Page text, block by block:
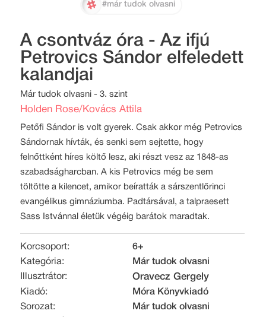
#már tudok olvasni
A csontváz óra - Az ifjú
Petrovics Sándor elfeledett
kalandjai
Már tudok olvasni - 3. szint
Holden Rose/Kovács Attila
Petőfi Sándor is volt gyerek. Csak akkor még Petrovics
Sándornak hívták, és senki sem sejtette, hogy
felnőttként híres költő lesz, aki részt vesz az 1848-as
szabadságharcban. A kis Petrovics még be sem
töltötte a kilencet, amikor beíratták a sárszentlőrinci
evangélikus gimnáziumba. Padtársával, a talpraesett
Sass Istvánnal életük végéig barátok maradtak.
Korcsoport:
6+
Kategória:
Már tudok olvasni
Illusztrátor:
Oravecz Gergely
Kiadó:
Móra Könyvkiadó
Sorozat:
Már tudok olvasni